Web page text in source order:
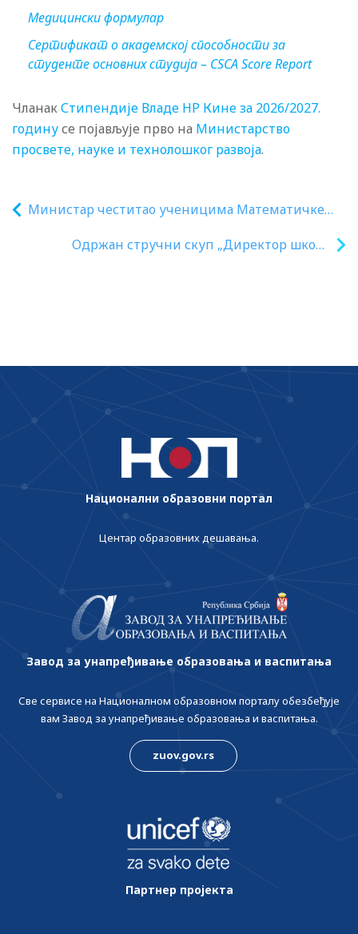
Медицински формулар
Сертификат о академској способности за
студенте основних студија – CSCA Score Report
ЧланакСтипендије Владе НР Кине за 2026/2027.
годинусе појављује прво на Министарство
просвете, науке и технолошког развоја.
Министар честитао ученицима Математичке
Одржан стручни скуп „Директор школе
Национални образовни портал
Центар образовних дешавања.
Завод за унапређивање образовања и васпитања
Све сервисе на Националном образовном порталу обезбеђује
вам Завод за унапређивање образовања и васпитања.
zuov.gov.rs
Партнер пројекта